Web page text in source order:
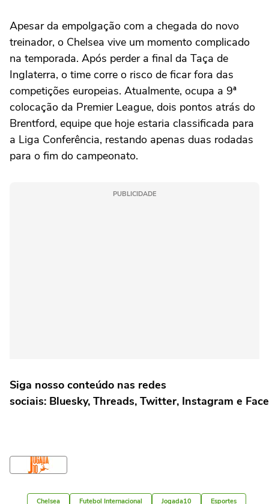
Apesar da empolgação com a chegada do novo
treinador, o Chelsea vive um momento complicado
na temporada. Após perder a final da Taça de
Inglaterra, o time corre o risco de ficar fora das
competições europeias. Atualmente, ocupa a 9ª
colocação da Premier League, dois pontos atrás do
Brentford, equipe que hoje estaria classificada para
a Liga Conferência, restando apenas duas rodadas
para o fim do campeonato.
PUBLICIDADE
Siga nosso conteúdo nas redes
sociais: Bluesky, Threads, Twitter, Instagram e
Chelsea Futebol Internacional Jogada10 Esportes